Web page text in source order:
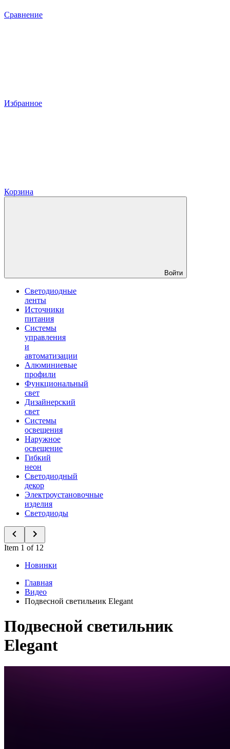
Сравнение
Избранное
Корзина
Войти
Светодиодные
ленты
Источники
питания
Системы
управления
и
автоматизации
Алюминиевые
профили
Функциональный
свет
Дизайнерский
свет
Системы
освещения
Наружное
освещение
Гибкий
неон
Светодиодный
декор
Электроустановочные
изделия
Светодиоды
Item 1 of 12
Новинки
Главная
Видео
Подвесной светильник Elegant
Подвесной светильник
Elegant